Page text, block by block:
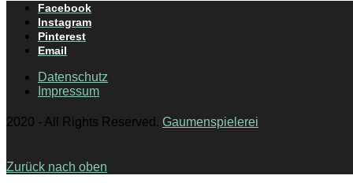
Facebook
Instagram
Pinterest
Email
Datenschutz
Impressum
2020 - All Rights Reserved. Gaumenspielerei
Zurück nach oben